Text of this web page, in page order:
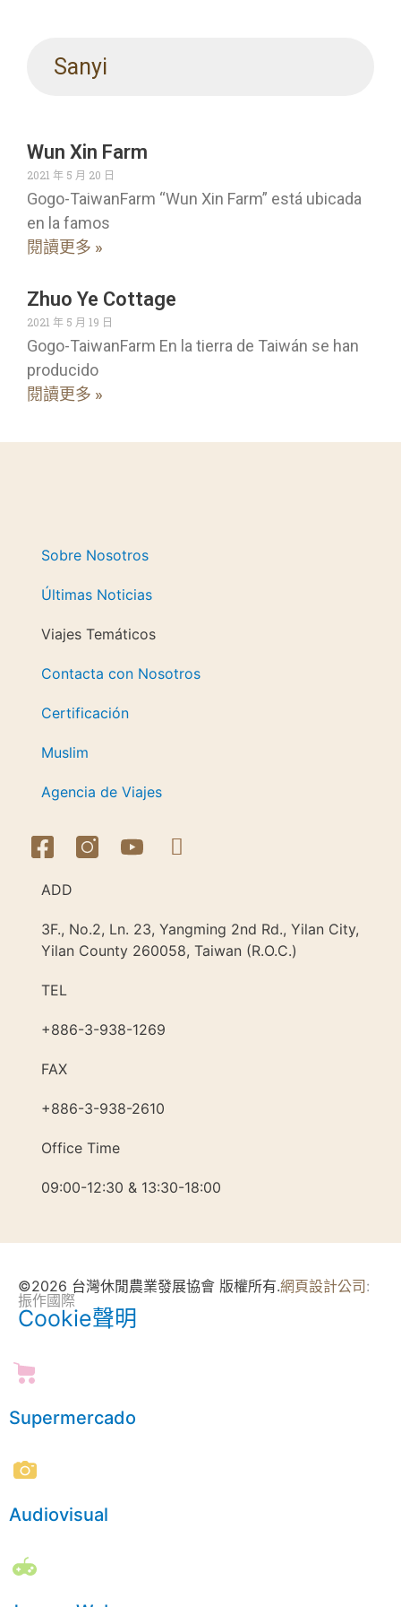
Sanyi
Wun Xin Farm
2021 年 5 月 20 日
Gogo-TaiwanFarm “Wun Xin Farm” está ubicada
en la famos
閱讀更多 »
Zhuo Ye Cottage
2021 年 5 月 19 日
Gogo-TaiwanFarm En la tierra de Taiwán se han
producido
閱讀更多 »
Sobre Nosotros
Últimas Noticias
Viajes Temáticos
Contacta con Nosotros
Certificación
Muslim
Agencia de Viajes
ADD
3F., No.2, Ln. 23, Yangming 2nd Rd., Yilan City,
Yilan County 260058, Taiwan (R.O.C.)
TEL
+886-3-938-1269​
FAX
+886-3-938-2610
Office Time
09:00-12:30 & 13:30-18:00
©2026 台灣休閒農業發展協會 版權所有.網頁設計公司:
振作國際
Cookie聲明
Supermercado
Audiovisual